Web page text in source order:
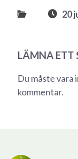
20
LÄMNA ETT
Du måste vara
kommentar.